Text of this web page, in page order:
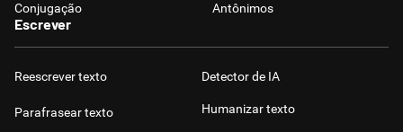
Conjugação Antônimos
Escrever
Reescrever texto
Parafrasear texto
Detector de IA
Humanizar texto